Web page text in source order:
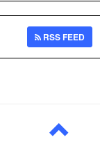
RSS FEED